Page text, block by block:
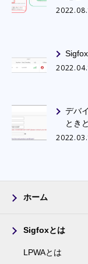
デバ
とき
ホーム
Sigfoxとは
LPWAとは